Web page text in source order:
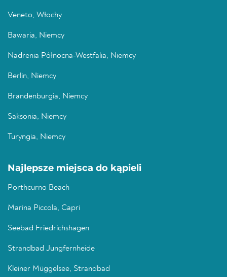
Veneto, Włochy
Bawaria, Niemcy
Nadrenia Północna-Westfalia, Niemcy
Berlin, Niemcy
Brandenburgia, Niemcy
Saksonia, Niemcy
Turyngia, Niemcy
Najlepsze miejsca do kąpieli
Porthcurno Beach
Marina Piccola, Capri
Seebad Friedrichshagen
Strandbad Jungfernheide
Kleiner Müggelsee, Strandbad